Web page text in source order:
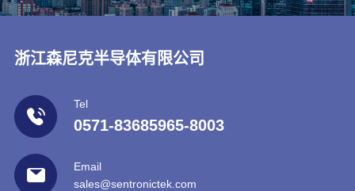
news
Business
Enterprise
qualification
浙江森尼克半导体有限公司
Tel
0571-83685965-8003
Email
sales@sentronictek.com